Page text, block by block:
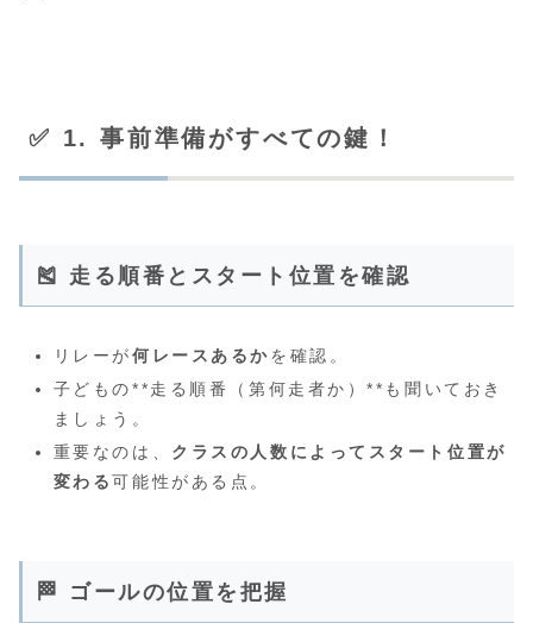
✅ 1. 事前準備がすべての鍵！
🎽 走る順番とスタート位置を確認
リレーが何レースあるかを確認。
子どもの**走る順番（第何走者か）**も聞いておき
ましょう。
重要なのは、 クラスの人数によってスタート位置が
変わる可能性がある点。
🏁 ゴールの位置を把握